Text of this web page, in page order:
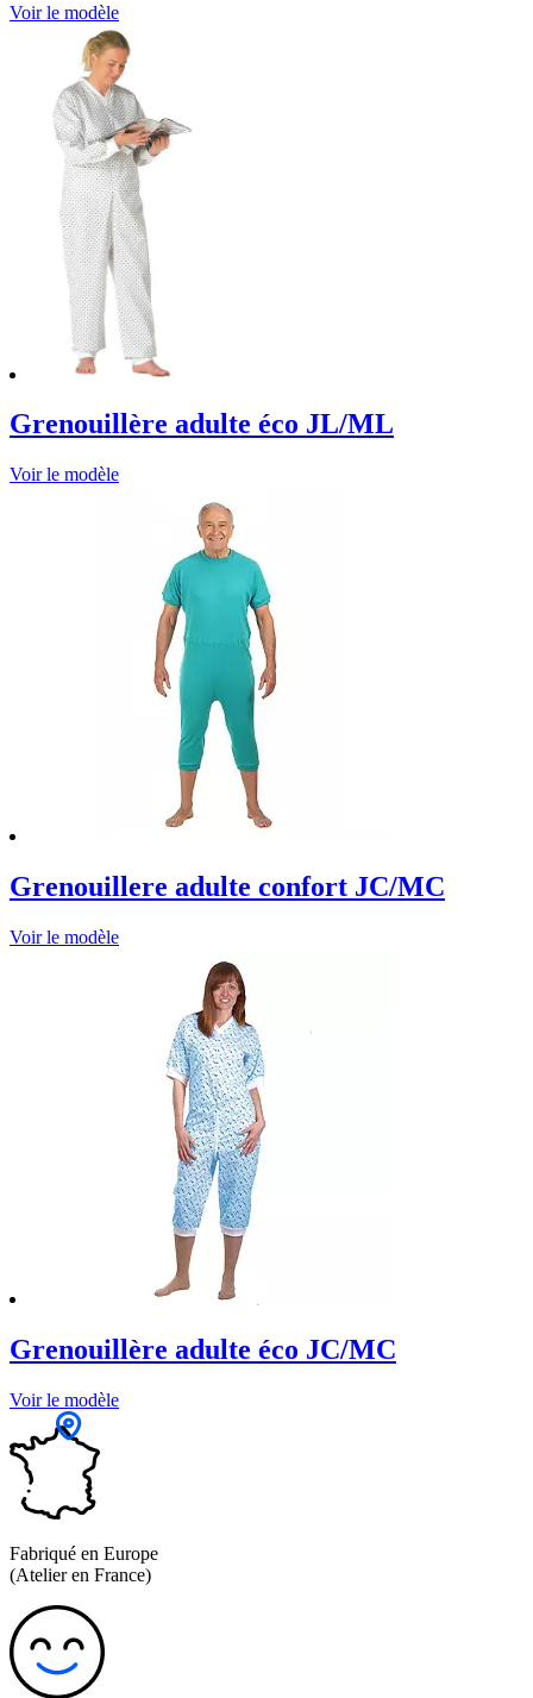
Voir le modèle
Grenouillère adulte éco JL/ML
Voir le modèle
Grenouillere adulte confort JC/MC
Voir le modèle
Grenouillère adulte éco JC/MC
Voir le modèle
Fabriqué en Europe
(Atelier en France)